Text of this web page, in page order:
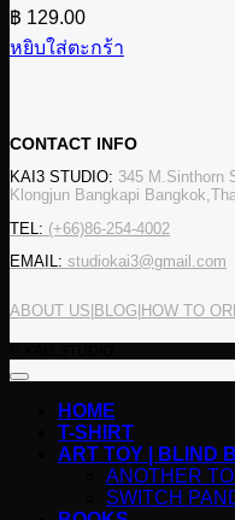
฿ 129.00
หยิบใส่ตะกร้า
CONTACT INFO
KAI3 STUDIO: 345 M.Sinthorn
Klongjun Bangkapi
TEL: (+66)86-254-4002
EMAIL: studiokai3@gmail.com
ABOUT US BLOG HOW TO
HOME
T-SHIRT
ART TOY | BLIND
ANOTHER
SWITCH